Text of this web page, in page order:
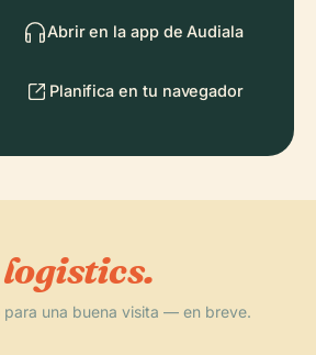
Abrir en la app de Audiala
Planifica en tu navegador
logistics.
para una buena visita — en breve.